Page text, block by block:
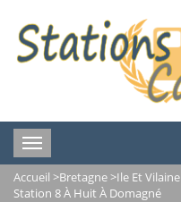
Toggle
navigation
Accueil >Bretagne>Ile Et Vilaine
Station 8 À Huit À Domagné